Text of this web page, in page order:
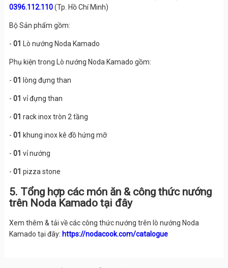
0396.112.110(Tp. Hồ Chí Minh)
Bộ Sản phẩm gồm:
- 01 Lò nướng Noda Kamado
Phụ kiện trong Lò nướng Noda Kamado gồm:
- 01 lòng đựng than
- 01 vỉ đựng than
- 01 rack inox tròn 2 tầng
- 01 khung inox kê đồ hứng mỡ
- 01 vỉ nướng
- 01 pizza stone
5. Tổng hợp các món ăn & công thức nướng
trên Noda Kamado tại đây
Xem thêm & tải về các công thức nướng trên lò nướng Noda
Kamado tại đây: https://nodacook.com/catalogue